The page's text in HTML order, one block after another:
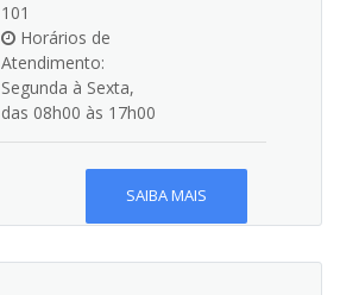
101
Horários de
Atendimento:
Segunda à Sexta,
das 08h00 às 17h00
SAIBA MAIS